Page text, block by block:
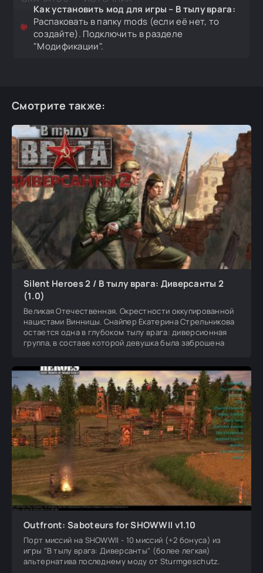
Как установить мод для игры – В тылу врага:
Распаковать в папку mods (если её нет, то
создайте). Подключить в разделе
"Модификации".
Смотрите также:
Silent Heroes 2 / В тылу врага: Диверсанты 2
(1.0)
Великая Отечественная. Окрестности оккупированной
нацистами Винницы. Снайпер Екатерина Стрельникова
остается одна в глубоком тылу врага: диверсионная
группа, в составе которой девушка была заброшена
Outfront: Saboteurs for SHOWWII v1.10
Порт миссий на SHOWWII - 10 миссий (+2 бонуса) из
игры "В тылу врага: Диверсанты" (более легкая)
альтернатива последнему моду от Sturmgeschutz.